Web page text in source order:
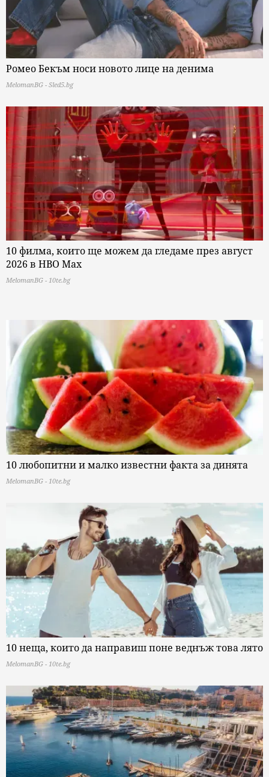
Ромео Бекъм носи новото лице на денима
MelomanBG - Sled5.bg
10 филма, които ще можем да гледаме през август
2026 в HBO Max
MelomanBG - 10te.bg
10 любопитни и малко известни факта за динята
MelomanBG - 10te.bg
10 неща, които да направиш поне веднъж това лято
MelomanBG - 10te.bg